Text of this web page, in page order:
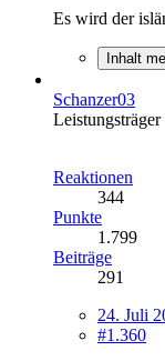
Es wird der
Inhalt
Schanzer03
Leistungsträger
Reaktionen
344
Punkte
1.799
Beiträge
291
24. Juli
#1.360